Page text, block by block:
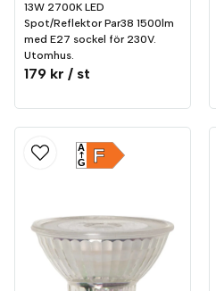
13W 2700K LED
Spot/Reflektor Par38 1500lm
med E27 sockel för 230V.
Utomhus.
179 kr / st
F
A
G